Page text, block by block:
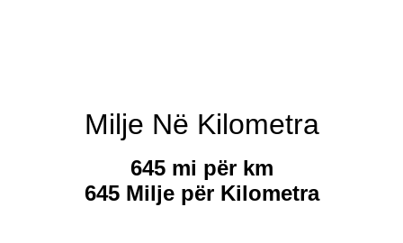
Milje Në Kilometra
645 mi për km
645 Milje për Kilometra